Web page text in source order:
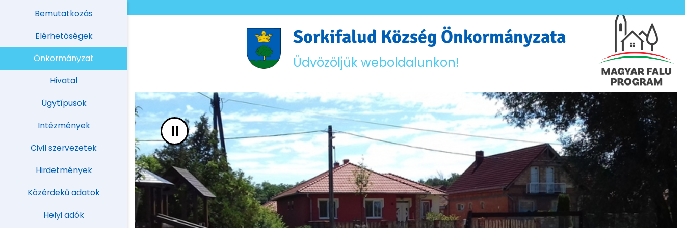
Bemutatkozás
Elérhetőségek
Önkormányzat
Hivatal
Ügytípusok
Intézmények
Civil szervezetek
Hirdetmények
Közérdekű adatok
Helyi adók
Sorkifalud Község Önkormányzata
Üdvözöljük weboldalunkon!
II